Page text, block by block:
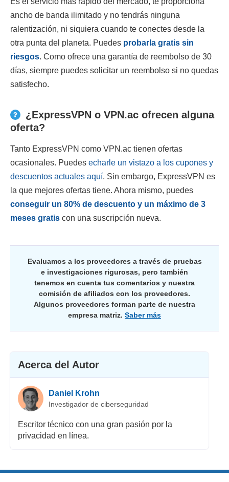
ancho de banda ilimitado y no tendrás ninguna
ralentización, ni siquiera cuando te conectes desde la
otra punta del planeta. Puedes probarla gratis sin
riesgos. Como ofrece una garantía de reembolso de 30
días, siempre puedes solicitar un reembolso si no quedas
satisfecho.
¿ExpressVPN o VPN.ac ofrecen alguna
oferta?
Tanto ExpressVPN como VPN.ac tienen ofertas
ocasionales. Puedes echarle un vistazo a los cupones y
descuentos actuales aquí. Sin embargo, ExpressVPN es
la que mejores ofertas tiene. Ahora mismo, puedes
conseguir un 80% de descuento y un máximo de 3
meses gratis con una suscripción nueva.
Evaluamos a los proveedores a través de pruebas
e investigaciones rigurosas, pero también
tenemos en cuenta tus comentarios y nuestra
comisión de afiliados con los proveedores.
Algunos proveedores forman parte de nuestra
empresa matriz. Saber más
Acerca del Autor
Daniel Krohn
Investigador de ciberseguridad
Escritor técnico con una gran pasión por la
privacidad en línea.